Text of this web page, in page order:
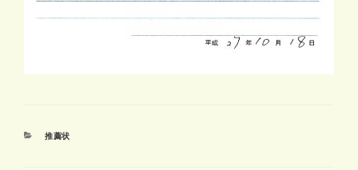
カ
推薦状